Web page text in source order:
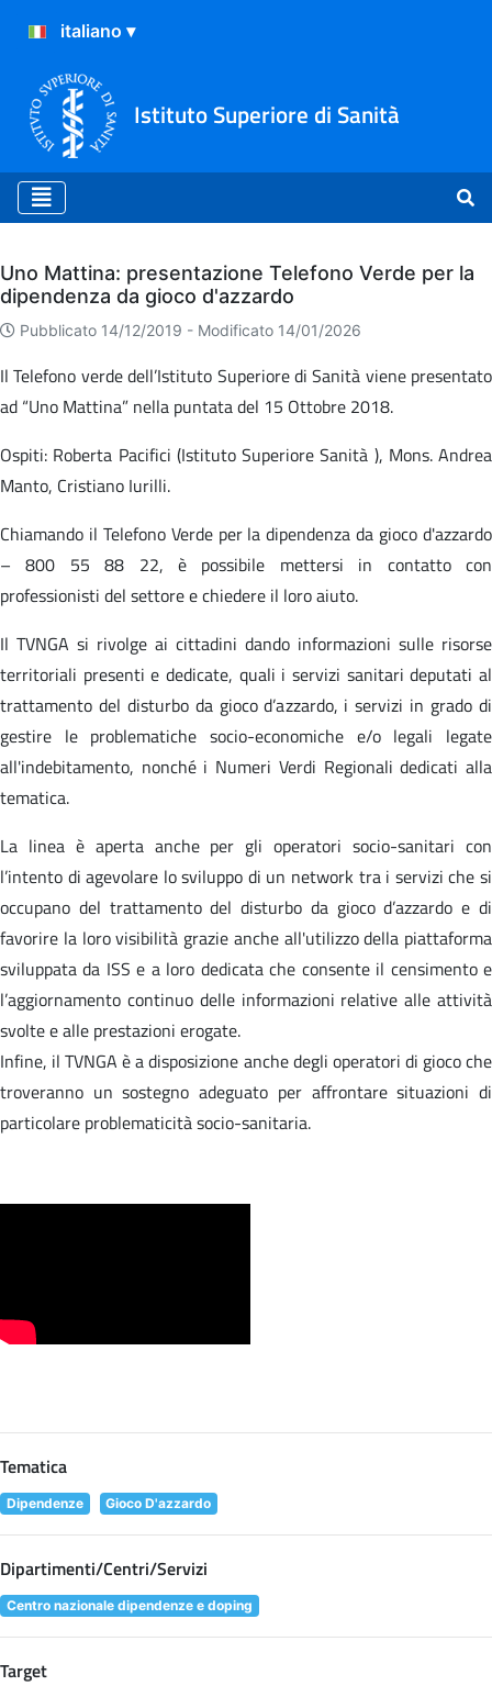
Istituto Superiore di Sanità
Archivio
Uno Mattina: presentazione Telefono Verde per la
dipendenza da gioco d'azzardo
Pubblicato 14/12/2019 - Modificato 14/01/2026
Il Telefono verde dell’Istituto Superiore di Sanità viene presentato
ad “Uno Mattina” nella puntata del 15 Ottobre 2018.
Ospiti: Roberta Pacifici (Istituto Superiore Sanità ), Mons. Andrea
Manto, Cristiano Iurilli.
Chiamando il Telefono Verde per la dipendenza da gioco d'azzardo
– 800 55 88 22, è possibile mettersi in contatto con
professionisti del settore e chiedere il loro aiuto.
Il TVNGA si rivolge ai cittadini dando informazioni sulle risorse
territoriali presenti e dedicate, quali i servizi sanitari deputati al
trattamento del disturbo da gioco d’azzardo, i servizi in grado di
gestire le problematiche socio-economiche e/o legali legate
all'indebitamento, nonché i Numeri Verdi Regionali dedicati alla
tematica.
La linea è aperta anche per gli operatori socio-sanitari con
l’intento di agevolare lo sviluppo di un network tra i servizi che si
occupano del trattamento del disturbo da gioco d’azzardo e di
favorire la loro visibilità grazie anche all'utilizzo della piattaforma
sviluppata da ISS e a loro dedicata che consente il censimento e
l’aggiornamento continuo delle informazioni relative alle attività
svolte e alle prestazioni erogate.
Infine, il TVNGA è a disposizione anche degli operatori di gioco che
troveranno un sostegno adeguato per affrontare situazioni di
particolare problematicità socio-sanitaria.
Tematica
Dipendenze Gioco D'azzardo
Dipartimenti/Centri/Servizi
Centro nazionale dipendenze e doping
Target